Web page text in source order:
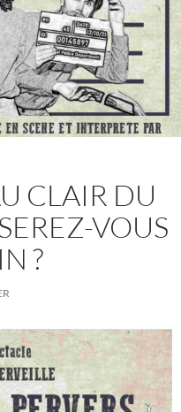
CLAIR DU
VOUS
?